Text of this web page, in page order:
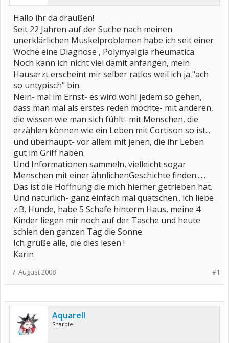
Hallo ihr da draußen!
Seit 22 Jahren auf der Suche nach meinen
unerklärlichen Muskelproblemen habe ich seit einer
Woche eine Diagnose , Polymyalgia rheumatica.
Noch kann ich nicht viel damit anfangen, mein
Hausarzt erscheint mir selber ratlos weil ich ja "ach
so untypisch" bin.
Nein- mal im Ernst- es wird wohl jedem so gehen,
dass man mal als erstes reden möchte- mit anderen,
die wissen wie man sich fühlt- mit Menschen, die
erzählen können wie ein Leben mit Cortison so ist...
und überhaupt- vor allem mit jenen, die ihr Leben
gut im Griff haben.
Und Informationen sammeln, vielleicht sogar
Menschen mit einer ähnlichenGeschichte finden......
Das ist die Hoffnung die mich hierher getrieben hat.
Und natürlich- ganz einfach mal quatschen.. ich liebe
z.B. Hunde, habe 5 Schafe hinterm Haus, meine 4
Kinder liegen mir noch auf der Tasche und heute
schien den ganzen Tag die Sonne.
Ich grüße alle, die dies lesen !
Karin
#1
7. August 2008
Aquarell
Sharpie